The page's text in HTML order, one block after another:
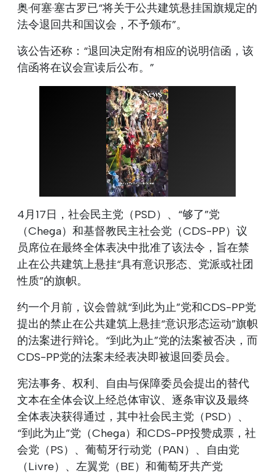
奥·何塞·塞古罗已“将关于公共建筑悬挂国旗规定的
法令退回共和国议会，不予颁布”。
该公告还称：“退回决定附有相应的说明信函，该
信函将在议会宣读后公布。”
4月17日，社会民主党（PSD）、“够了”党
（Chega）和基督教民主社会党（CDS-PP）议
员席位在最终全体表决中批准了该法令，旨在禁
止在公共建筑上悬挂“具有意识形态、党派或社团
性质”的旗帜。
约一个月前，议会曾就“到此为止”党和CDS-PP党
提出的禁止在公共建筑上悬挂“意识形态运动”旗帜
的法案进行辩论。“到此为止”党的法案被否决，而
CDS-PP党的法案未经表决即被退回委员会。
宪法事务、权利、自由与保障委员会提出的替代
文本在全体会议上经总体审议、逐条审议及最终
全体表决获得通过，其中社会民主党（PSD）、
“到此为止”党（Chega）和CDS-PP投赞成票，社
会党（PS）、葡萄牙行动党（PAN）、自由党
（Livre）、左翼党（BE）和葡萄牙共产党